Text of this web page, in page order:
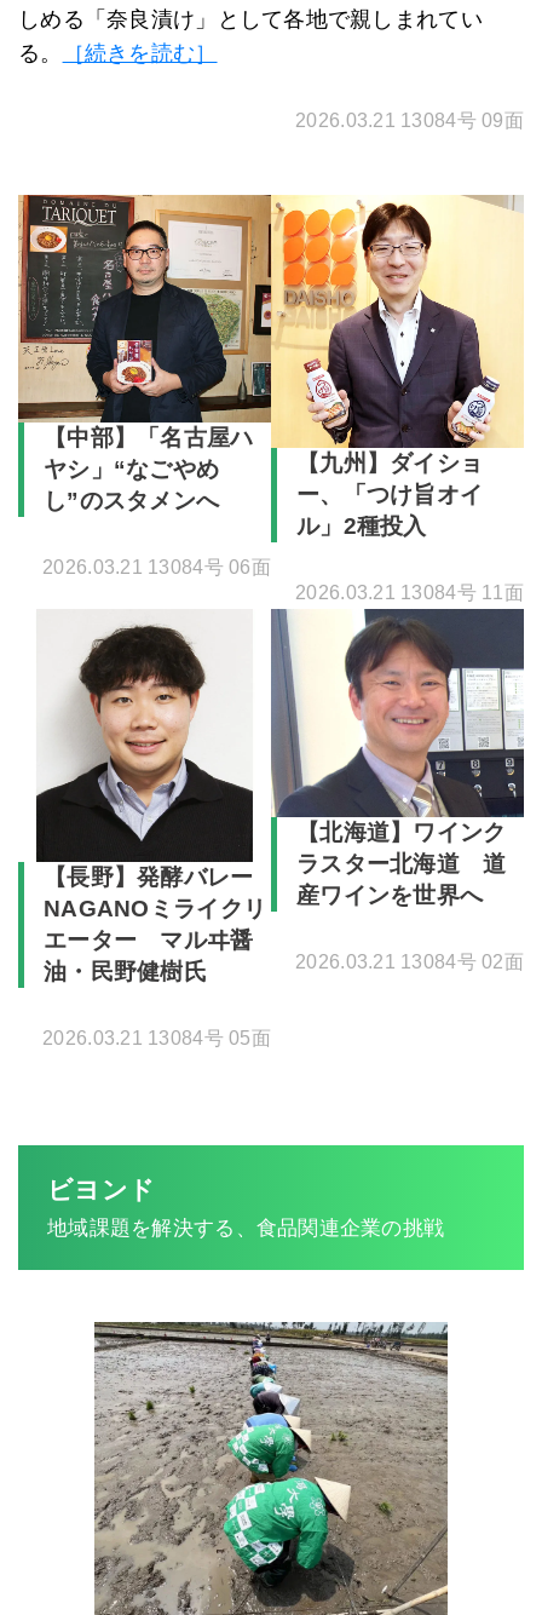
しめる「奈良漬け」として各地で親しまれてい
る。
［続きを読む］
2026.03.21 13084号 09面
【中部】「名古屋ハ
ヤシ」“なごやめ
し”のスタメンへ
2026.03.21 13084号 06面
【九州】ダイショ
ー、「つけ旨オイ
ル」2種投入
2026.03.21 13084号 11面
【長野】発酵バレー
NAGANOミライクリ
エーター マルヰ醤
油・民野健樹氏
2026.03.21 13084号 05面
【北海道】ワインク
ラスター北海道 道
産ワインを世界へ
2026.03.21 13084号 02面
ビヨンド
地域課題を解決する、食品関連企業の挑戦